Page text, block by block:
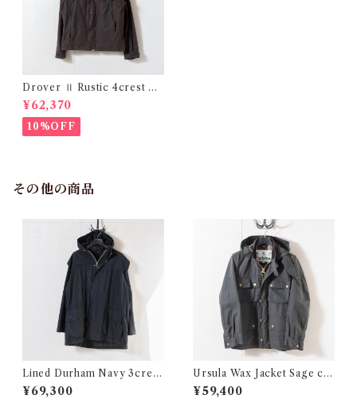
Drover Ⅱ Rustic 4crest La
rge @2002 e2686c
¥62,370
10%OFF
その他の商品
Lined Durham Navy 3crest
c44 @1994 e2339c
¥69,300
Ursula Wax Jacket Sage c3
6 @2000s e3347c
¥59,400